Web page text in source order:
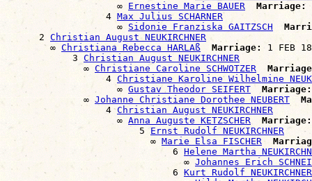
                    ∞
Ernestine Marie BAUER Marriage:
                  4
Max Julius SCHARNER
                    ∞
Sidonie Franziska GAITZSCH
      2
Christian August NEUKIRCHNER
        ∞
Christiana Rebecca HARLAß Marriage:
1 FEB
            3
Christian August NEUKIRCHNER
              ∞
Christiane Caroline SCHWOTZER
                  4
Christiane Karoline Wilhelmine
                    ∞
Gustav Theodor SEIFERT
Marriage:
              ∞
Johanne Christiane Dorothee NEUBERT
                  4
Christian August NEUKIRCHNER
                    ∞
Anna Auguste KETZSCHER
Marriage:
                        5
Ernst Rudolf NEUKIRCHNER
                          ∞
Marie Elsa FISCHER
                              6
Helene Martha
                                ∞
Johannes Erich
                              6
Kurt Rudolf NEUKIRCHNER